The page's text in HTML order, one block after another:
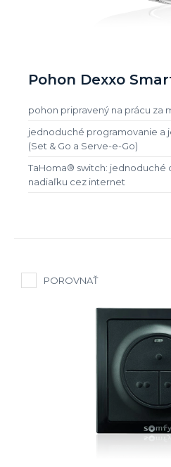
Pohon Dexxo
pohon pripravený na prácu za
jednoduché programovanie a
(Set & Go a Serve-e-Go)
TaHoma® switch: jednoduché
nadiaľku cez internet
POROVNAŤ